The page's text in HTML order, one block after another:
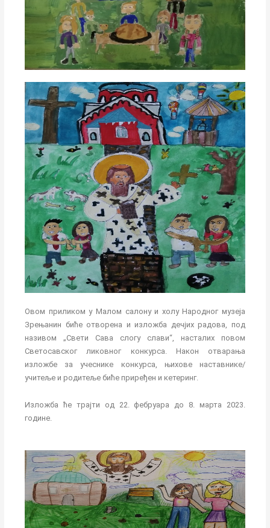
Овом приликом у Малом салону и холу Народног музеја
Зрењанин биће отворена и изложба дечјих радова, под
називом „Свети Сава слогу слави“, насталих повом
Светосавског ликовног конкурса. Након отварања
изложбе за учеснике конкурса, њихове наставнике/
учитеље и родитеље биће приређен и кетеринг.
Изложба ће трајти од 22. фебруара до 8. марта 2023.
године.